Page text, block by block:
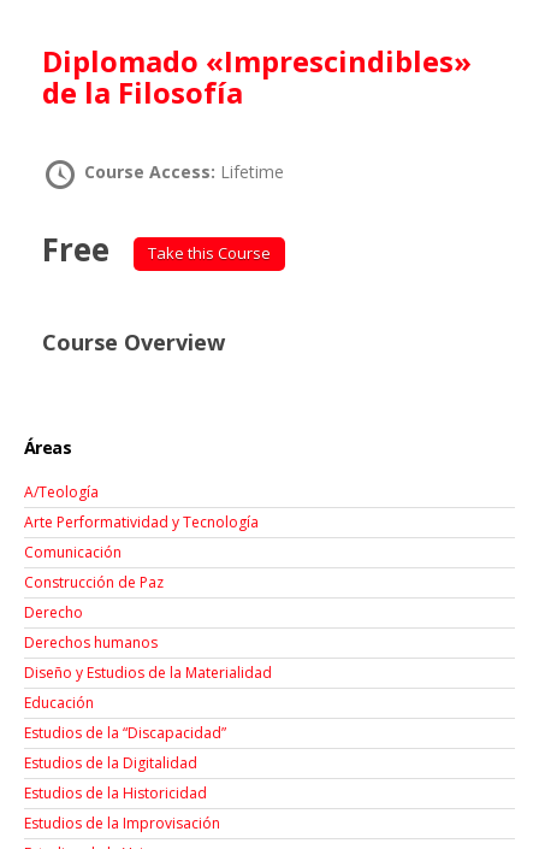
Diplomado «Imprescindibles»
de la Filosofía
Course Access: Lifetime
Free Take this Course
Course Overview
Áreas
A/Teología
Arte Performatividad y Tecnología
Comunicación
Construcción de Paz
Derecho
Derechos humanos
Diseño y Estudios de la Materialidad
Educación
Estudios de la “Discapacidad”
Estudios de la Digitalidad
Estudios de la Historicidad
Estudios de la Improvisación